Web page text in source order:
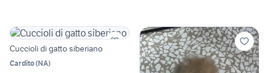
Cuccioli di gatto siberiano
Cardito(NA)